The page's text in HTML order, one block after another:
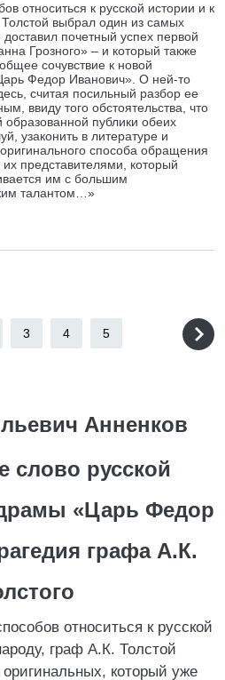
относиться к русской истории и к
выбрал один из самых
почетный успех первой
Грозного» – и который также
сочувствие к новой
Федор Иванович». О ней-то
считая посильный разбор ее
ввиду того обстоятельства, что
публики обеих
узаконить в литературе и
способа обращения
представителями, который
им с большим
талантом…»
3 4 5
Анненков
слово русской
«Царь Федор
графа А.К.
относиться к русской
граф А.К. Толстой
который уже